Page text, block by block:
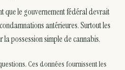
que le gouvernement fédéral devrait
antérieures. Surtout les
possession simple de cannabis.
Ces données fournissent les